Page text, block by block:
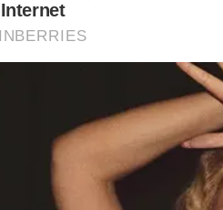
Corinthians conhecido
De acordo com apuração
na Arena Barueri. A